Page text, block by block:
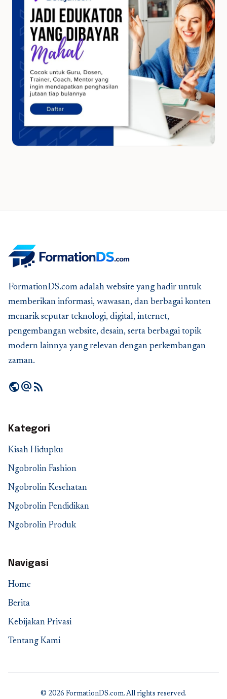
FormationDS.com adalah website yang hadir untuk
memberikan informasi, wawasan, dan berbagai konten
menarik seputar teknologi, digital, internet,
pengembangan website, desain, serta berbagai topik
modern lainnya yang relevan dengan perkembangan
zaman.
publicalternate_emailrss_feed
Kategori
Kisah Hidupku
Ngobrolin Fashion
Ngobrolin Kesehatan
Ngobrolin Pendidikan
Ngobrolin Produk
Navigasi
Home
Berita
Kebijakan Privasi
Tentang Kami
© 2026 FormationDS.com. All rights reserved.